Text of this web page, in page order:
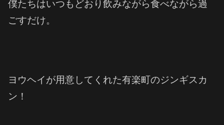
僕たちはいつもどおり飲みながら食べながら過
ごすだけ。
ヨウヘイが用意してくれた有楽町のジンギスカ
ン！